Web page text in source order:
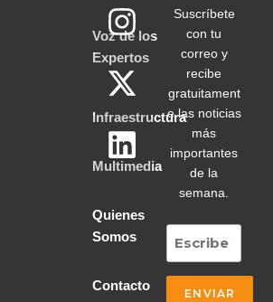
Voz de los
Expertos
Infraestructura
Multimedia
Quienes
Somos
Contacto
Suscríbete
con tu
correo y
recibe
gratuitament
e las noticias
más
importantes
de la
semana.